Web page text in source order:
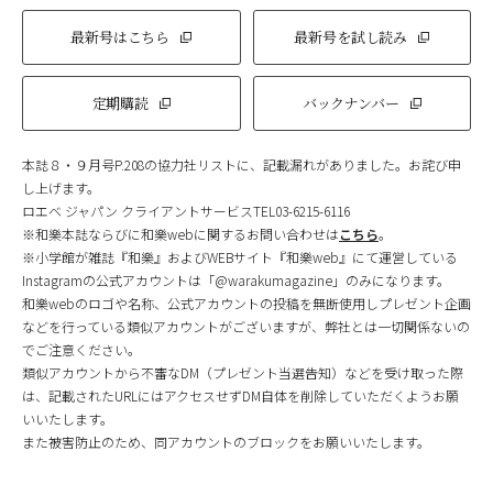
最新号はこちら 最新号を試し読み
定期購読 バックナンバー
本誌８・９月号P.208の協力社リストに、記載漏れがありました。お詫び申
し上げます。
ロエベ ジャパン クライアントサービスTEL03-6215-6116
※和樂本誌ならびに和樂webに関するお問い合わせはこちら。
※小学館が雑誌『和樂』およびWEBサイト『和樂web』にて運営している
Instagramの公式アカウントは「@warakumagazine」のみになります。
和樂webのロゴや名称、公式アカウントの投稿を無断使用しプレゼント企画
などを行っている類似アカウントがございますが、弊社とは一切関係ないの
でご注意ください。
類似アカウントから不審なDM（プレゼント当選告知）などを受け取った際
は、記載されたURLにはアクセスせずDM自体を削除していただくようお願
いいたします。
また被害防止のため、同アカウントのブロックをお願いいたします。